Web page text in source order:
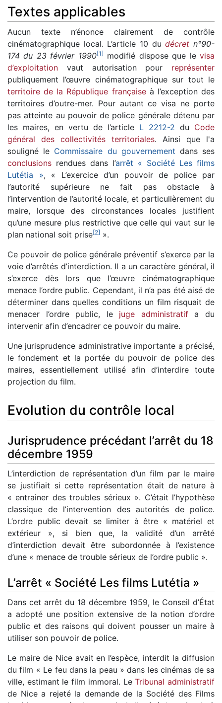
Textes applicables
Aucun texte n’énonce clairement de contrôle
cinématographique local. L’article 10 dudécret n°90-
174 du 23 février 1990[1] modifié dispose que levisa
d’exploitation vaut autorisation pour représenter
publiquement l’œuvre cinématographique sur tout le
territoire de la République françaiseà l’exception des
territoires d’outre-mer. Pour autant ce visa ne porte
pas atteinte au pouvoir de police générale détenu par
les maires, en vertu de l’article L 2212-2 du Code
général des collectivités territoriales. Ainsi que l'a
souligné le Commissaire du gouvernement dans ses
conclusions rendues dans l’arrêt « Société Les films
Lutétia », « L’exercice d’un pouvoir de police par
l’autorité supérieure ne fait pas obstacle à
l’intervention de l’autorité locale, et particulièrement du
maire, lorsque des circonstances locales justifient
qu’une mesure plus restrictive que celle qui vaut sur le
plan national soit prise[2] ».
Ce pouvoir de police générale préventif s’exerce par la
voie d’arrêtés d’interdiction. Il a un caractère général, il
s’exerce dès lors que l’œuvre cinématographique
menace l’ordre public. Cependant, il n’a pas été aisé de
déterminer dans quelles conditions un film risquait de
menacer l’ordre public, le juge administratifa du
intervenir afin d’encadrer ce pouvoir du maire.
Une jurisprudence administrative importante a précisé,
le fondement et la portée du pouvoir de police des
maires, essentiellement utilisé afin d’interdire toute
projection du film.
Evolution du contrôle local
Jurisprudence précédant l’arrêt du 18
décembre 1959
L’interdiction de représentation d’un film par le maire
se justifiait si cette représentation était de nature à
« entrainer des troubles sérieux ». C’était l’hypothèse
classique de l’intervention des autorités de police.
L’ordre public devait se limiter à être « matériel et
extérieur », si bien que, la validité d’un arrêté
d’interdiction devait être subordonnée à l’existence
d’une « menace de trouble sérieux de l’ordre public ».
L’arrêt « Société Les films Lutétia »
Dans cet arrêt du 18 décembre 1959, le Conseil d’État
a adopté une position extensive de la notion d’ordre
public et des raisons qui doivent pousser un maire à
utiliser son pouvoir de police.
Le maire de Nice avait en l’espèce, interdit la diffusion
du film « Le feu dans la peau » dans les cinémas de sa
ville, estimant le film immoral. LeTribunal administratif
de Nice a rejeté la demande de la Société des Films